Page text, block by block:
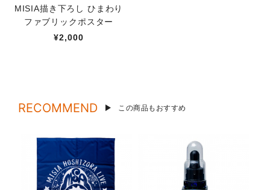
MISIA描き下ろし ひまわり
ファブリックポスター
¥2,000
RECOMMEND この商品もおすすめ